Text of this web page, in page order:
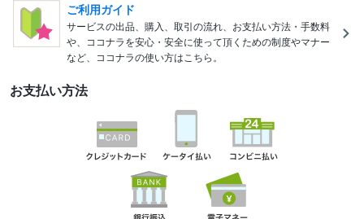
ご利用ガイド
サービスの出品、購入、取引の流れ、お支払い方法・手数料
や、ココナラを安心・安全に使って頂くための制度やマナー
など、ココナラの使い方はこちら。
お支払い方法